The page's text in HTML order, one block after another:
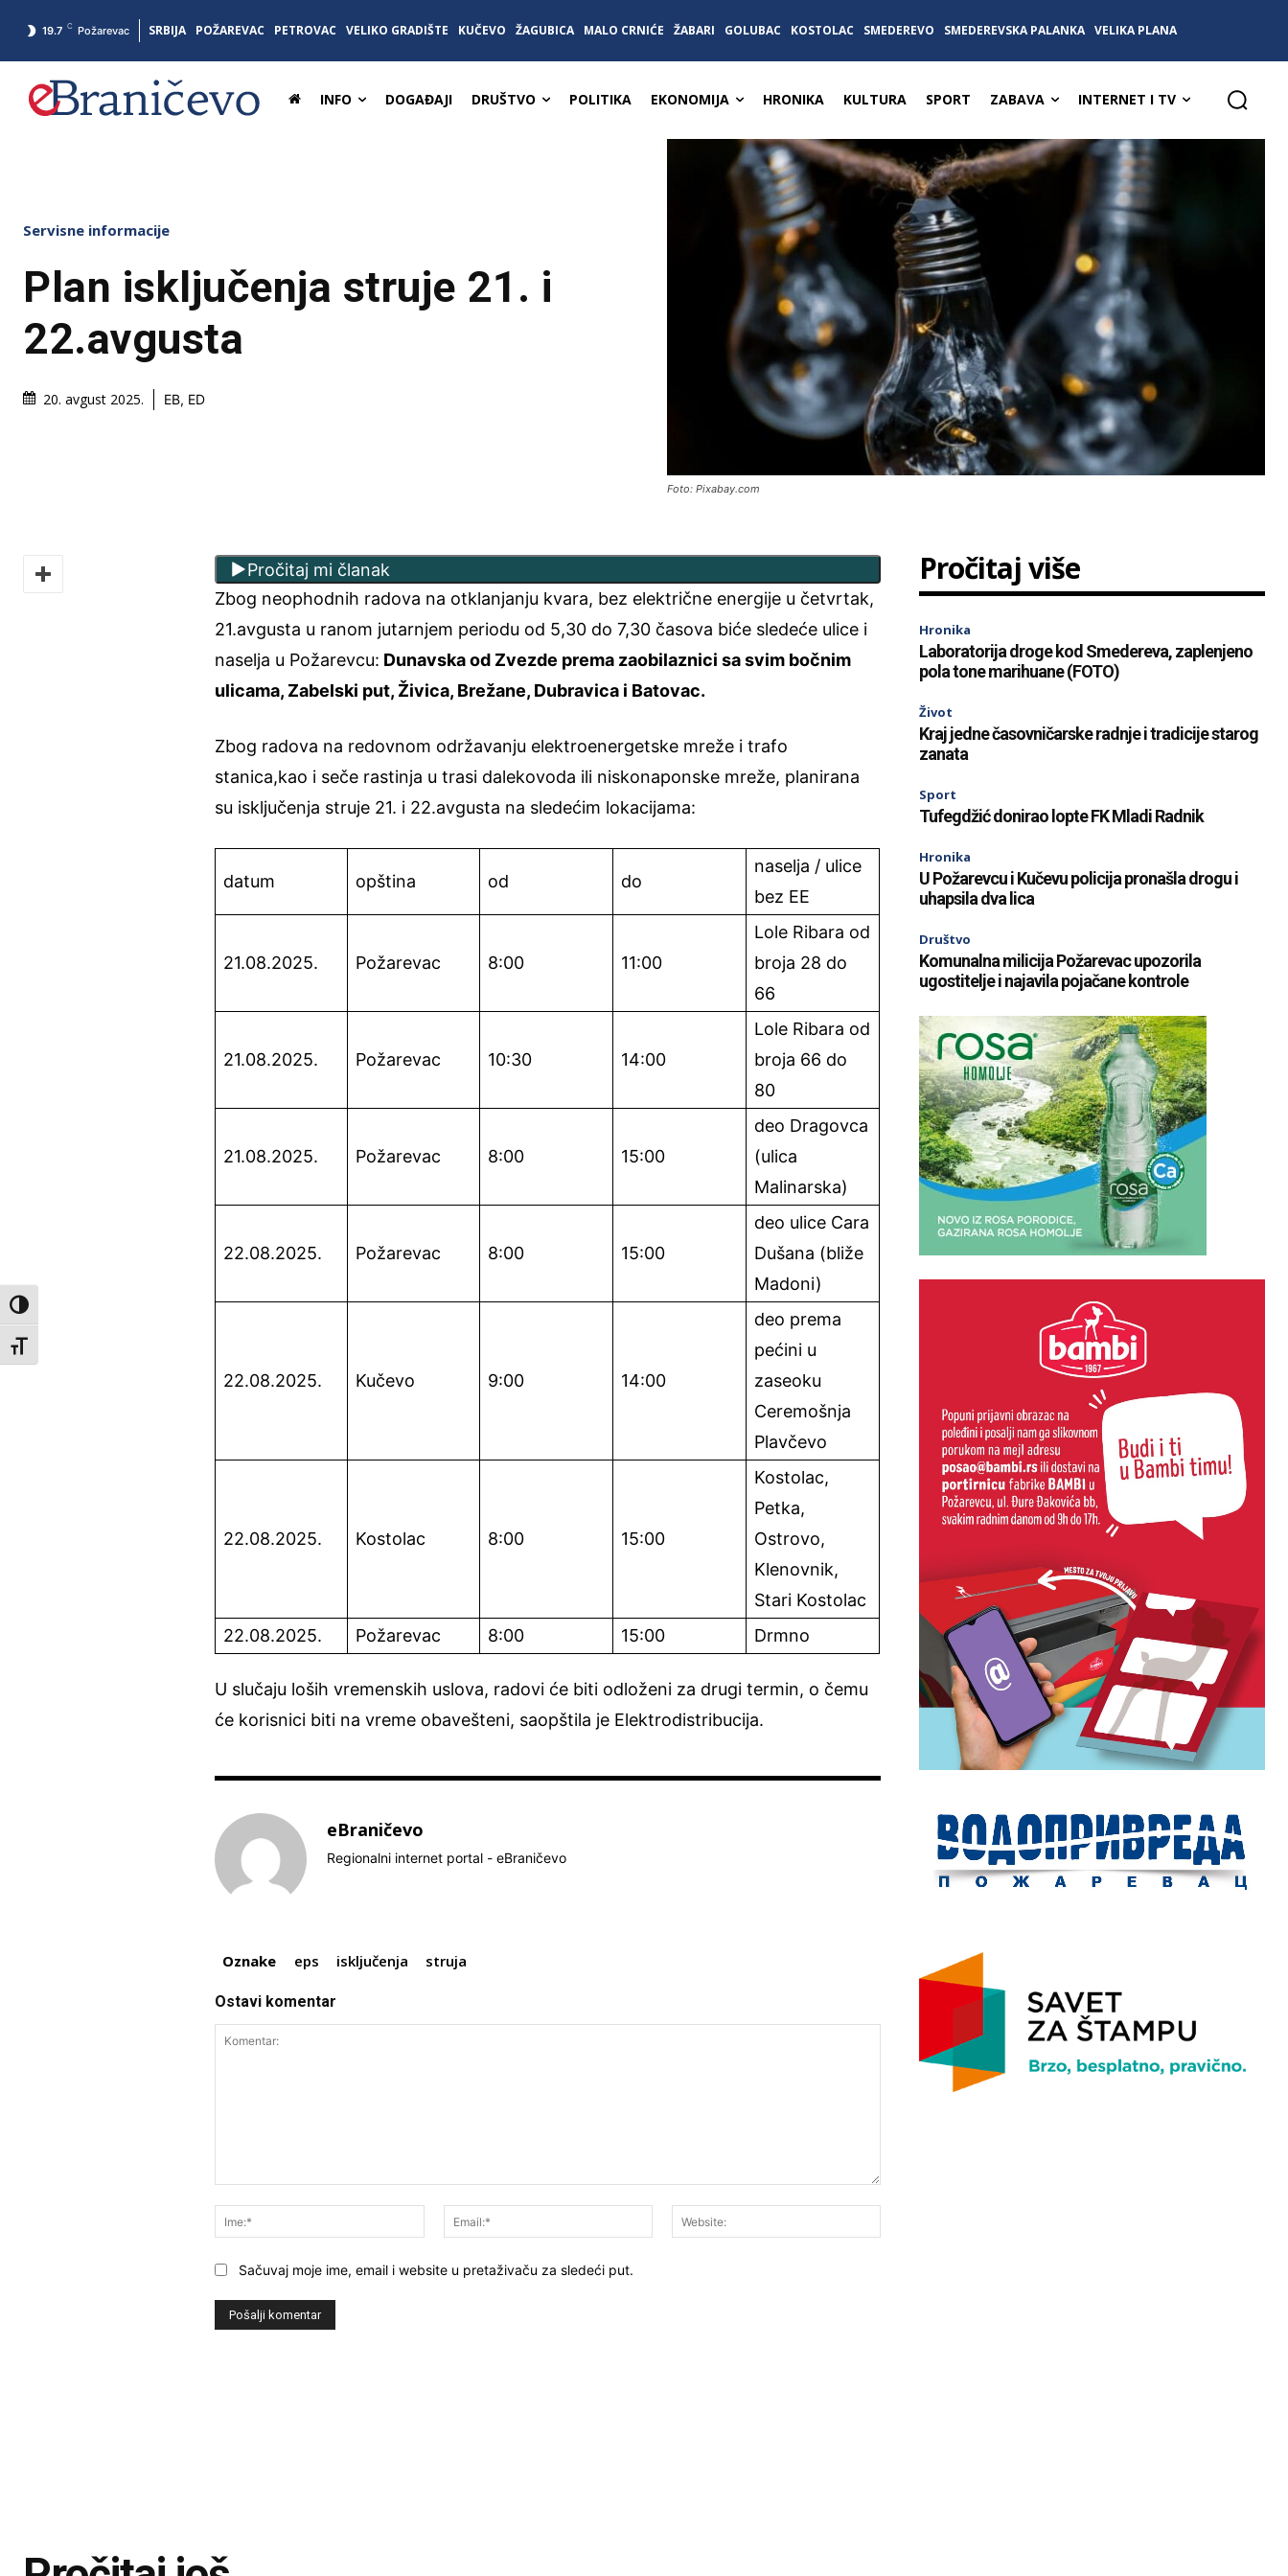
Toggle High Contrast
Toggle Font size
19.7 C Požarevac SRBIJA POŽAREVAC PETROVAC VELIKO GRADIŠTE KUČEVO ŽAGUBICA MALO CRNIĆE ŽABARI GOLUBAC KOSTOLAC SMEDEREVO SMEDEREVSKA PALANKA VELIKA PLANA
INFO DOGAĐAJI DRUŠTVO POLITIKA EKONOMIJA HRONIKA KULTURA SPORT ZABAVA INTERNET I TV
Servisne informacije
Plan isključenja struje 21. i
22.avgusta
20. avgust 2025. EB, ED
Foto: Pixabay.com
Pročitaj mi članak
Zbog neophodnih radova na otklanjanju kvara, bez električne energije u četvrtak,
21.avgusta u ranom jutarnjem periodu od 5,30 do 7,30 časova biće sledeće ulice i
naselja u Požarevcu: Dunavska od Zvezde prema zaobilaznici sa svim bočnim
ulicama, Zabelski put, Živica, Brežane, Dubravica i Batovac.
Zbog radova na redovnom održavanju elektroenergetske mreže i trafo
stanica,kao i seče rastinja u trasi dalekovoda ili niskonaponske mreže, planirana
su isključenja struje 21. i 22.avgusta na sledećim lokacijama:
datum opština od do
naselja / ulice
bez EE
21.08.2025. Požarevac 8:00 11:00
Lole Ribara od
broja 28 do
66
21.08.2025. Požarevac 10:30 14:00
Lole Ribara od
broja 66 do
80
21.08.2025. Požarevac 8:00 15:00
deo Dragovca
(ulica
Malinarska)
22.08.2025. Požarevac 8:00 15:00
deo ulice Cara
Dušana (bliže
Madoni)
22.08.2025. Kučevo 9:00 14:00
deo prema
pećini u
zaseoku
Ceremošnja
Plavčevo
22.08.2025. Kostolac 8:00 15:00
Kostolac,
Petka,
Ostrovo,
Klenovnik,
Stari Kostolac
22.08.2025.
Požarevac 8:00 15:00 Drmno
U slučaju loših vremenskih uslova, radovi će biti odloženi za drugi termin, o čemu
će korisnici biti na vreme obavešteni, saopštila je Elektrodistribucija.
eBraničevo
Regionalni internet portal - eBraničevo
Oznake eps isključenja struja
Ostavi komentar
Ime:*
Email:*
Sačuvaj moje ime, email i website u pretaživaču za sledeći put.
Pročitaj više
Hronika
Laboratorija droge kod Smedereva, zaplenjeno
pola tone marihuane (FOTO)
Život
Kraj jedne časovničarske radnje i tradicije starog
zanata
Sport
Tufegdžić donirao lopte FK Mladi Radnik
Hronika
U Požarevcu i Kučevu policija pronašla drogu i
uhapsila dva lica
Društvo
Komunalna milicija Požarevac upozorila
ugostitelje i najavila pojačane kontrole